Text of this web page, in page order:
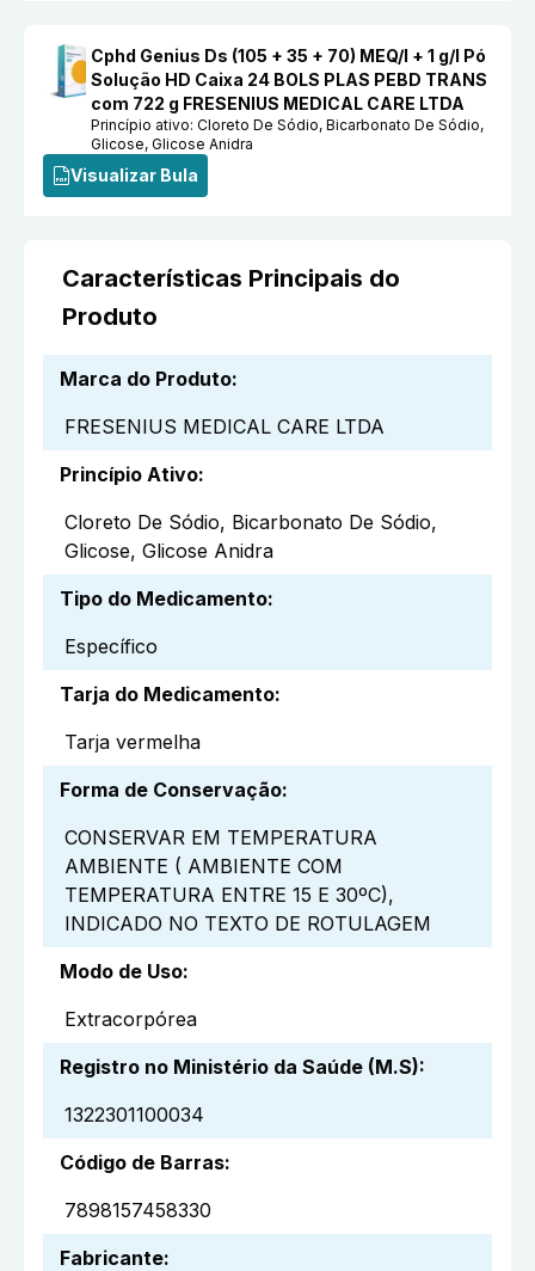
Cphd Genius Ds (105 + 35 + 70) MEQ/l + 1 g/l Pó
Solução HD Caixa 24 BOLS PLAS PEBD TRANS
com 722 g FRESENIUS MEDICAL CARE LTDA
Princípio ativo:Cloreto De Sódio, Bicarbonato De Sódio,
Glicose, Glicose Anidra
Visualizar Bula
Características Principais do
Produto
Marca do Produto:
FRESENIUS MEDICAL CARE LTDA
Princípio Ativo:
Cloreto De Sódio, Bicarbonato De Sódio,
Glicose, Glicose Anidra
Tipo do Medicamento:
Específico
Tarja do Medicamento:
Tarja vermelha
Forma de Conservação:
CONSERVAR EM TEMPERATURA
AMBIENTE ( AMBIENTE COM
TEMPERATURA ENTRE 15 E 30ºC),
INDICADO NO TEXTO DE ROTULAGEM
Modo de Uso:
Extracorpórea
Registro no Ministério da Saúde (M.S):
1322301100034
Código de Barras:
7898157458330
Fabricante: